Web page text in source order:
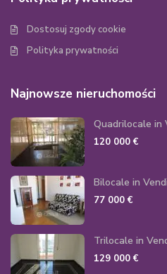
Dostosuj zgody cookie
Polityka prywatności
Najnowsze nieruchomości
Quadrilocale in
120 000 €
Bilocale in
77 000 €
Trilocale in
129 000 €